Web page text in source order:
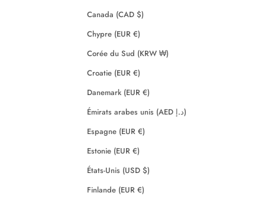
Canada (CAD $)
Chypre (EUR €)
Corée du Sud (KRW ₩)
Croatie (EUR €)
Danemark (EUR €)
Émirats arabes unis (AED د.إ)
Espagne (EUR €)
Estonie (EUR €)
États-Unis (USD $)
Finlande (EUR €)